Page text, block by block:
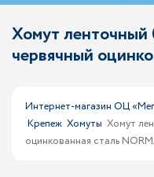
Хомут
червячный
Интернет-магазин ОЦ
Крепеж Хомуты Хомут
оцинкованная сталь